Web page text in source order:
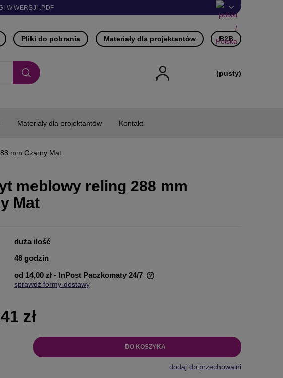
W WERSJI .PDF
Pliki do pobrania Materiały dla projektantów B2B
(pusty)
Materiały dla projektantów Kontakt
mm Czarny Mat
meblowy reling 288 mm
Mat
duża ilość
48 godzin
od 14,00 zł - InPost Paczkomaty 24/7
sprawdź formy dostawy
zł
DO KOSZYKA
dodaj do przechowalni